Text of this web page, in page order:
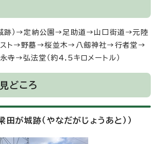
跡）→定納公園→足助道→山口街道→元陸
ト→野墓→桜並木→八劔神社→行者堂→
寺→弘法堂（約4.5キロメートル）
どころ
が城跡（やなだがじょうあと））